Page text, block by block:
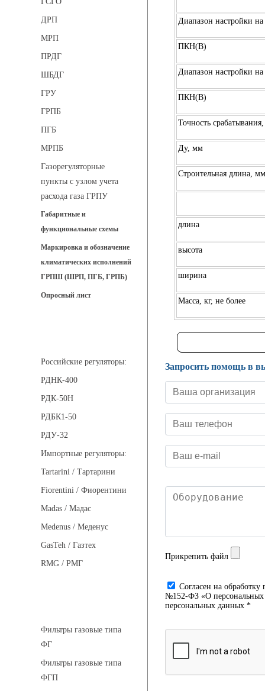
ДРП
МРП
ПРДГ
ШБДГ
ГРУ
ГРПБ
ПГБ
МРПБ
Газорегуляторные
пункты с узлом учета
расхода газа ГРПУ
Габаритные и
функциональные схемы
Маркировка и обозначение
климатических исполнений
ГРПШ (ШРП, ПГБ, ГРПБ)
Опросный лист
Российские регуляторы:
РДНК-400
РДК-50Н
РДБК1-50
РДУ-32
Импортные регуляторы:
Tartarini / Тартарини
Fiorentini / Фиорентини
Madas / Мадас
Medenus / Меденус
GasTeh / Газтех
RMG / РМГ
Фильтры газовые типа
ФГ
Фильтры газовые типа
ФГП
Диапазон настройки
ПКН(В)
Диапазон настройки
ПКН(В)
Точность
Ду, мм
Строительная длина, мм
длина
высота
ширина
Масса, кг, не более
Запросить помощь в
Прикрепить файл
Cогласен на
№152-ФЗ «О персональных
персональных данных *